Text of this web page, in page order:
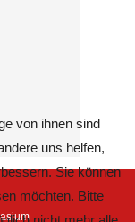
von ihnen sind
uns helfen,
Sie können
möchten. Bitte